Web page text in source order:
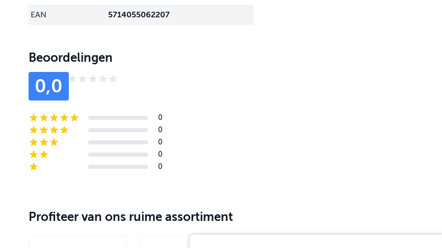
EAN 5714055062207
Beoordelingen
0,0
5-star reviews
0
4-star reviews
0
3-star reviews
0
2-star reviews
0
1-star reviews
0
Profiteer van ons ruime assortiment